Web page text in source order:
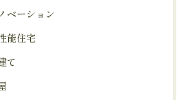
ベーション
能住宅
て